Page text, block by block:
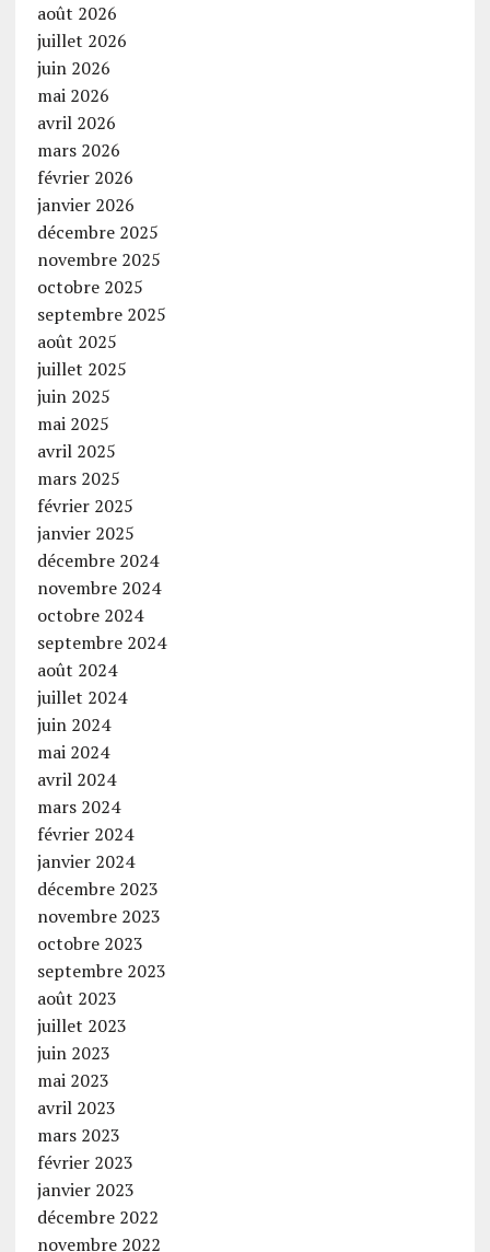
août 2026
juillet 2026
juin 2026
mai 2026
avril 2026
mars 2026
février 2026
janvier 2026
décembre 2025
novembre 2025
octobre 2025
septembre 2025
août 2025
juillet 2025
juin 2025
mai 2025
avril 2025
mars 2025
février 2025
janvier 2025
décembre 2024
novembre 2024
octobre 2024
septembre 2024
août 2024
juillet 2024
juin 2024
mai 2024
avril 2024
mars 2024
février 2024
janvier 2024
décembre 2023
novembre 2023
octobre 2023
septembre 2023
août 2023
juillet 2023
juin 2023
mai 2023
avril 2023
mars 2023
février 2023
janvier 2023
décembre 2022
novembre 2022